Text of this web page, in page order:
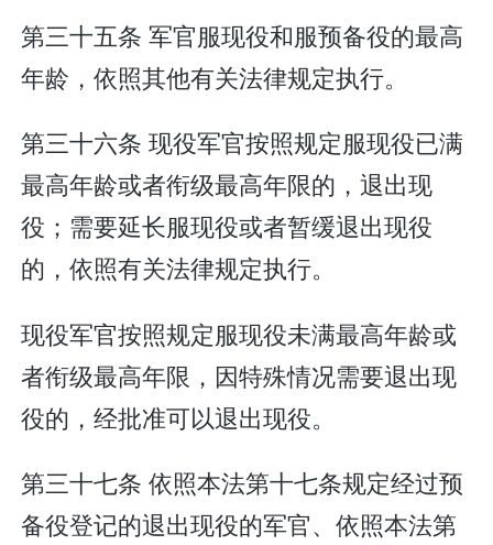
第三十五条 军官服现役和服预备役的最高
年龄，依照其他有关法律规定执行。
第三十六条 现役军官按照规定服现役已满
最高年龄或者衔级最高年限的，退出现
役；需要延长服现役或者暂缓退出现役
的，依照有关法律规定执行。
现役军官按照规定服现役未满最高年龄或
者衔级最高年限，因特殊情况需要退出现
役的，经批准可以退出现役。
第三十七条 依照本法第十七条规定经过预
备役登记的退出现役的军官、依照本法第